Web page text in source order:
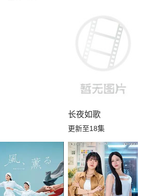
长夜如歌
更新至18集